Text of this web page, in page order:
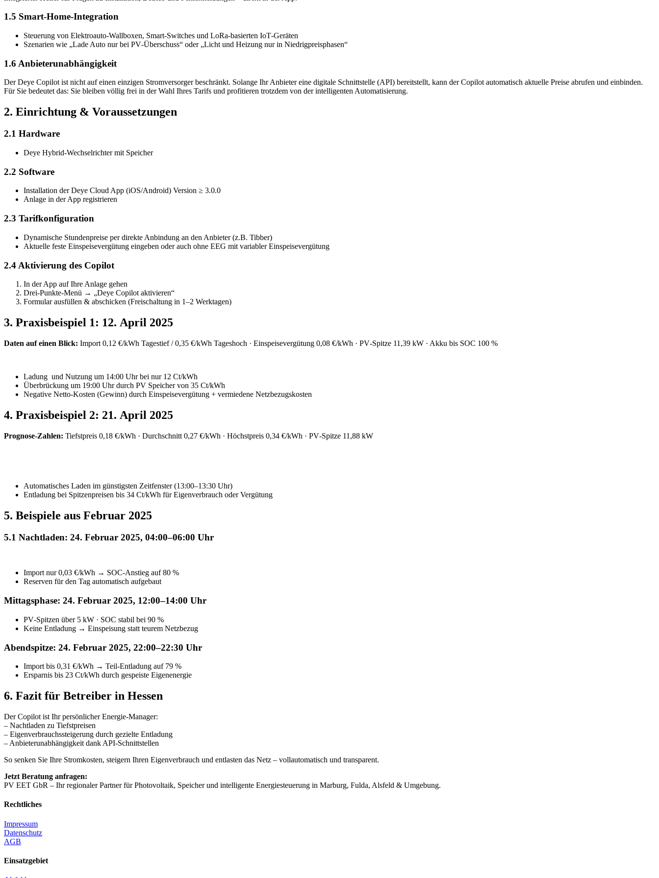
1.5 Smart‑Home‑Integration
Steuerung von Elektroauto‑Wallboxen, Smart‑Switches und LoRa‑basierten IoT‑Geräten
Szenarien wie „Lade Auto nur bei PV‑Überschuss“ oder „Licht und Heizung nur in Niedrigpreisphasen“
1.6 Anbieterunabhängigkeit
Der Deye Copilot ist nicht auf einen einzigen Stromversorger beschränkt. Solange Ihr Anbieter eine digitale Schnittstelle (API) bereitstellt, kann der Copilot automatisch aktuelle Preise abrufen und einbinden.
Für Sie bedeutet das: Sie bleiben völlig frei in der Wahl Ihres Tarifs und profitieren trotzdem von der intelligenten Automatisierung.
2. Einrichtung & Voraussetzungen
2.1 Hardware
Deye Hybrid‑Wechselrichter mit Speicher
2.2 Software
Installation der Deye Cloud App (iOS/Android) Version ≥ 3.0.0
Anlage in der App registrieren
2.3 Tarifkonfiguration
Dynamische Stundenpreise per direkte Anbindung an den Anbieter (z.B. Tibber)
Aktuelle feste Einspeisevergütung eingeben oder auch ohne EEG mit variabler Einspeisevergütung
2.4 Aktivierung des Copilot
In der App auf Ihre Anlage gehen
Drei‑Punkte‑Menü → „Deye Copilot aktivieren“
Formular ausfüllen & abschicken (Freischaltung in 1–2 Werktagen)
3. Praxisbeispiel 1: 12. April 2025
Daten auf einen Blick: Import 0,12 €/kWh Tagestief / 0,35 €/kWh Tageshoch · Einspeisevergütung 0,08 €/kWh · PV‑Spitze 11,39 kW · Akku bis SOC 100 %
Ladung und Nutzung um 14:00 Uhr bei nur 12 Ct/kWh
Überbrückung um 19:00 Uhr durch PV Speicher von 35 Ct/kWh
Negative Netto‑Kosten (Gewinn) durch Einspeisevergütung + vermiedene Netzbezugskosten
4. Praxisbeispiel 2: 21. April 2025
Prognose-Zahlen: Tiefstpreis 0,18 €/kWh · Durchschnitt 0,27 €/kWh · Höchstpreis 0,34 €/kWh · PV‑Spitze 11,88 kW
Automatisches Laden im günstigsten Zeitfenster (13:00–13:30 Uhr)
Entladung bei Spitzenpreisen bis 34 Ct/kWh für Eigenverbrauch oder Vergütung
5. Beispiele aus Februar 2025
5.1 Nachtladen: 24. Februar 2025, 04:00–06:00 Uhr
Import nur 0,03 €/kWh → SOC‑Anstieg auf 80 %
Reserven für den Tag automatisch aufgebaut
Mittagsphase: 24. Februar 2025, 12:00–14:00 Uhr
PV‑Spitzen über 5 kW · SOC stabil bei 90 %
Keine Entladung → Einspeisung statt teurem Netzbezug
Abendspitze: 24. Februar 2025, 22:00–22:30 Uhr
Import bis 0,31 €/kWh → Teil‑Entladung auf 79 %
Ersparnis bis 23 Ct/kWh durch gespeiste Eigenenergie
6. Fazit für Betreiber in Hessen
Der Copilot ist Ihr persönlicher Energie‑Manager:
– Nachtladen zu Tiefstpreisen
– Eigenverbrauchssteigerung durch gezielte Entladung
– Anbieterunabhängigkeit dank API‑Schnittstellen
So senken Sie Ihre Stromkosten, steigern Ihren Eigenverbrauch und entlasten das Netz – vollautomatisch und transparent.
Jetzt Beratung anfragen:
PV EET GbR – Ihr regionaler Partner für Photovoltaik, Speicher und intelligente Energiesteuerung in Marburg, Fulda, Alsfeld & Umgebung.
Rechtliches
Impressum
Datenschutz
AGB
Einsatzgebiet